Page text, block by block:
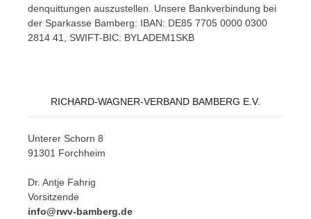
den­quit­tun­gen aus­zu­stel­len. Un­se­re Bank­ver­bin­dung bei
der Spar­kas­se Bam­berg: IBAN: DE85 7705 0000 0300
2814 41, SWIFT-BIC: BYLADEM1SKB
RICHARD-WAGNER-VERBAND BAMBERG E.V.
Un­te­rer Schorn 8
91301 Forchheim
Dr. Ant­je Fahrig
Vorsitzende
info@rwv-bamberg.de